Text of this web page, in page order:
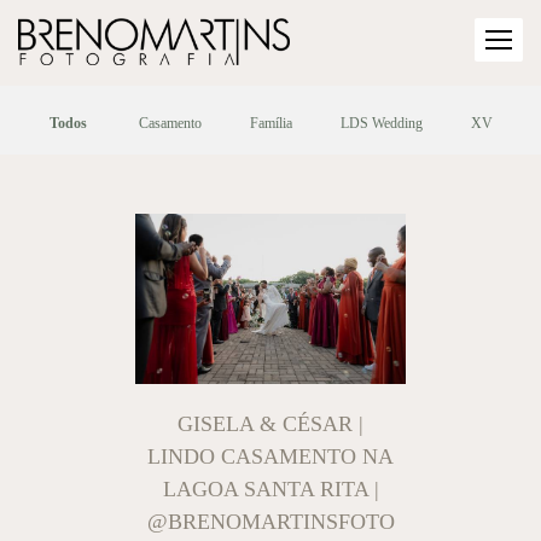
Todos Casamento Família LDS Wedding XV
GISELA & CÉSAR |
LINDO CASAMENTO NA
LAGOA SANTA RITA |
@BRENOMARTINSFOTO